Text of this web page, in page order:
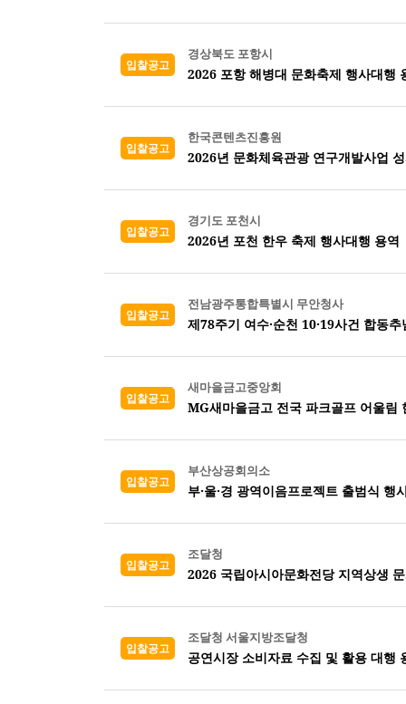
입찰공고
경상북도 포항시
2026 포항 해병대 문화축제 행사대행
입찰공고
한국콘텐츠진흥원
2026년 문화체육관광 연구개발사업
입찰공고
경기도 포천시
2026년 포천 한우 축제 행사대행 용역
입찰공고
전남광주통합특별시 무안청사
제78주기 여수·순천 10·19사건 합동
입찰공고
새마을금고중앙회
MG새마을금고 전국 파크골프 어울림
입찰공고
부산상공회의소
부·울·경 광역이음프로젝트 출범식
입찰공고
조달청
2026 국립아시아문화전당 지역상생
입찰공고
조달청 서울지방조달청
공연시장 소비자료 수집 및 활용 대행